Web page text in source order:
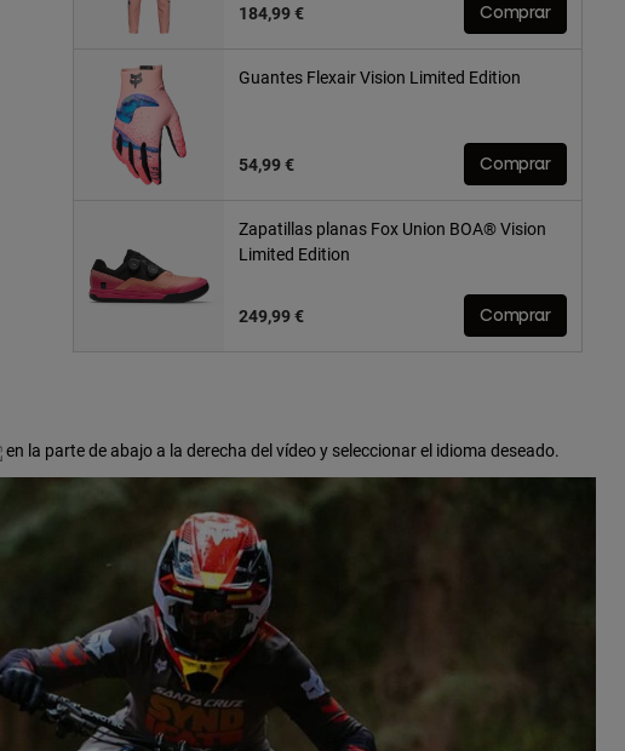
184,99 € Comprar
Guantes Flexair Vision Limited Edition
54,99 € Comprar
Zapatillas planas Fox Union BOA® Vision
Limited Edition
249,99 € Comprar
en la parte de abajo a la derecha del vídeo y seleccionar el idioma deseado.